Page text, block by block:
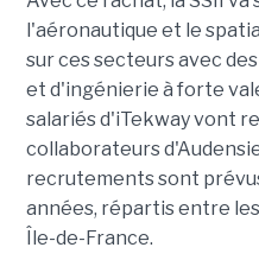
l'aéronautique et le
sur ces secteurs avec
et d'ingénierie à forte
salariés d'iTekway vont
collaborateurs
recrutements sont
années, répartis entre
Île-de-France.